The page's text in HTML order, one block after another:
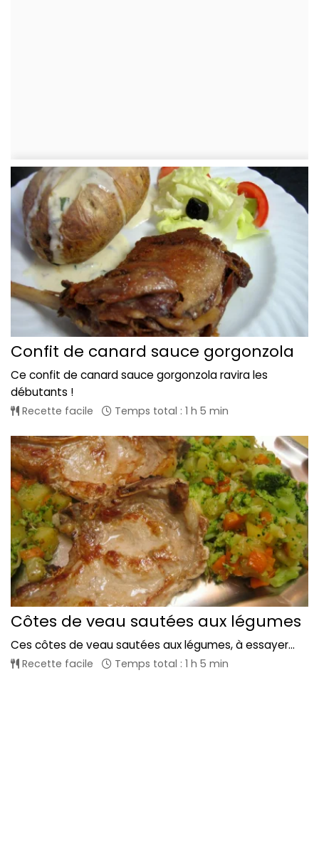
Confit de canard sauce gorgonzola
Ce confit de canard sauce gorgonzola ravira les
débutants !
Recette facile Temps total : 1 h 5 min
Côtes de veau sautées aux légumes
Ces côtes de veau sautées aux légumes, à essayer...
Recette facile Temps total : 1 h 5 min